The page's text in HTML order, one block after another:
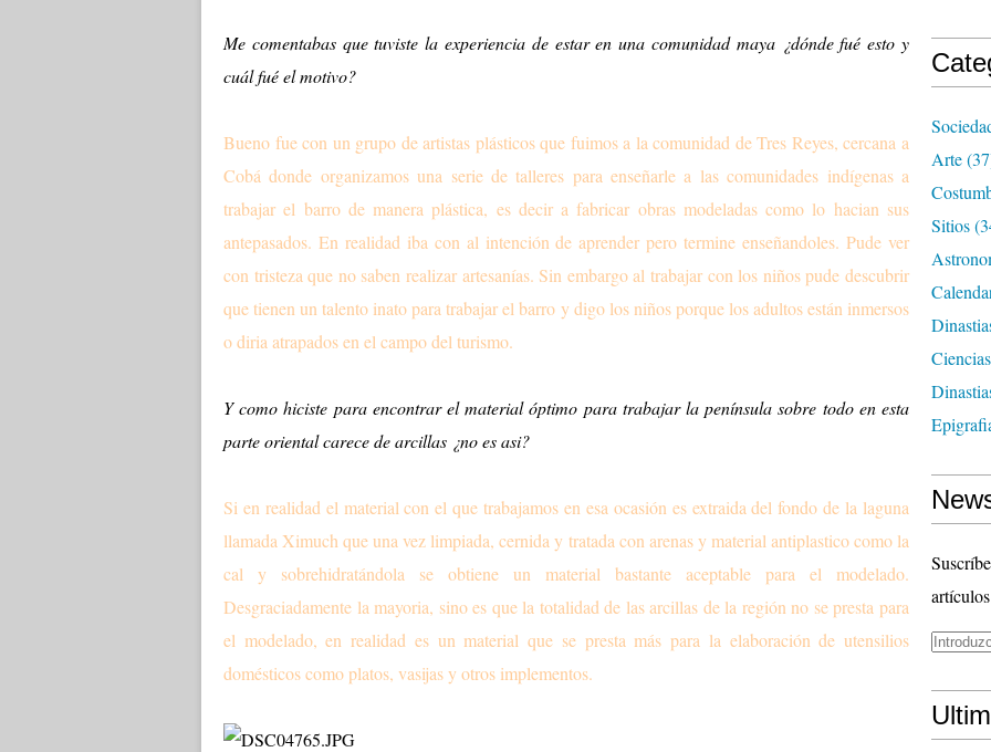
Me comentabas que tuviste la experiencia de estar en una comunidad maya ¿dónde fué esto y
cuál fué el motivo?
Bueno fue con un grupo de artistas plásticos que fuimos a la comunidad de Tres Reyes, cercana a
Cobá donde organizamos una serie de talleres para enseñarle a las comunidades indígenas a
trabajar el barro de manera plástica, es decir a fabricar obras modeladas como lo hacian sus
antepasados. En realidad iba con al intención de aprender pero termine enseñandoles. Pude ver
con tristeza que no saben realizar artesanías. Sin embargo al trabajar con los niños pude descubrir
que tienen un talento inato para trabajar el barro y digo los niños porque los adultos están inmersos
o diria atrapados en el campo del turismo.
Y como hiciste para encontrar el material óptimo para trabajar la península sobre todo en esta
parte oriental carece de arcillas ¿no es asi?
Si en realidad el material con el que trabajamos en esa ocasión es extraida del fondo de la laguna
llamada Ximuch que una vez limpiada, cernida y tratada con arenas y material antiplastico como la
cal y sobrehidratándola se obtiene un material bastante aceptable para el modelado.
Desgraciadamente la mayoria, sino es que la totalidad de las arcillas de la región no se presta para
el modelado, en realidad es un material que se presta más para la elaboración de utensilios
domésticos como platos, vasijas y otros implementos.
Arte
Sitios
Ciencias